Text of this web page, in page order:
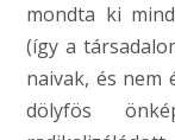
mondta ki
(így a
naivak, és nem
dölyfös